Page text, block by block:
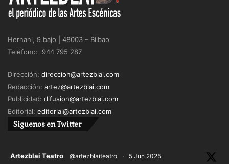
Hernani, 9 bajo | 48003 – Bilbao
Teléfono: 944 795 287
Dirección: direccion@artezblai.com
Redacción: artez@artezblai.com
Publicidad: difusion@artezblai.com
Editorial: editorial@artezblai.com
Síguenos en Twitter
Artezblai Teatro @artezblaiteatro · 5 Jun 2025